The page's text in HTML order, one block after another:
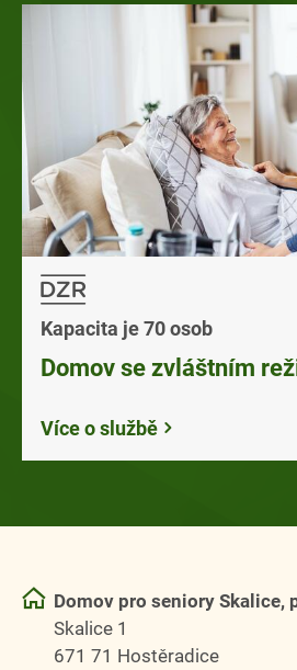
Kapacita je 70 osob
Domov se zvláštním
Více o službě
Domov pro seniory Skalice,
Skalice 1
671 71 Hostěradice